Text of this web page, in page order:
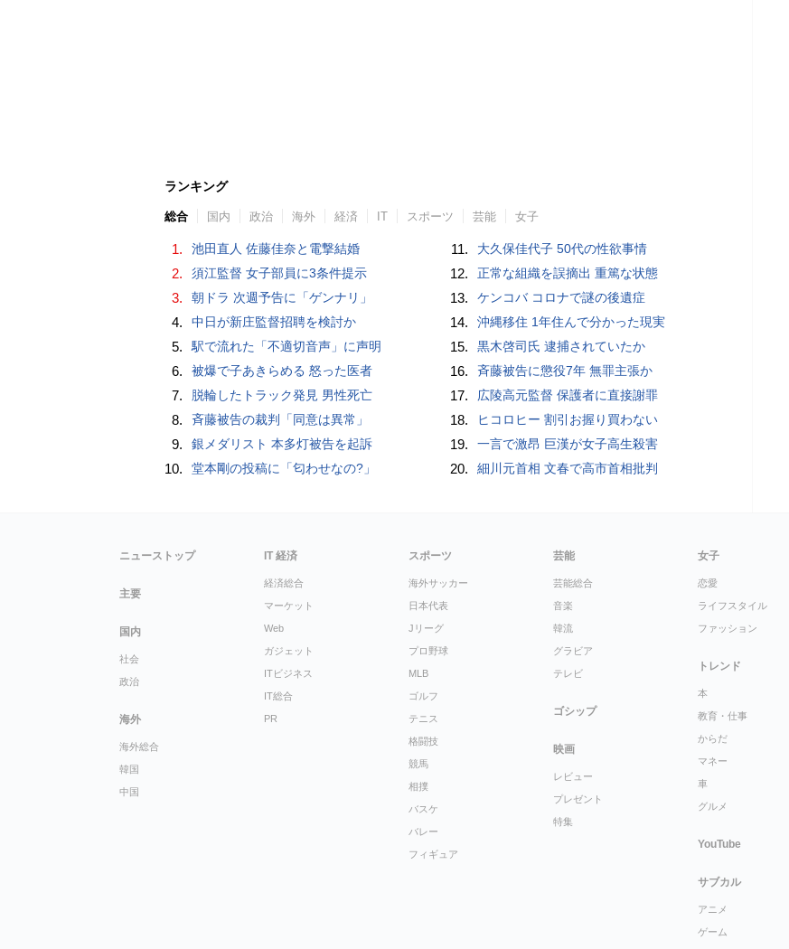
ランキング
総合 国内 政治 海外 経済 IT スポーツ 芸能 女子
1. 池田直人 佐藤佳奈と電撃結婚
2. 須江監督 女子部員に3条件提示
3. 朝ドラ 次週予告に「ゲンナリ」
4. 中日が新庄監督招聘を検討か
5. 駅で流れた「不適切音声」に声明
6. 被爆で子あきらめる 怒った医者
7. 脱輪したトラック発見 男性死亡
8. 斉藤被告の裁判「同意は異常」
9. 銀メダリスト 本多灯被告を起訴
10. 堂本剛の投稿に「匂わせなの?」
11. 大久保佳代子 50代の性欲事情
12. 正常な組織を誤摘出 重篤な状態
13. ケンコバ コロナで謎の後遺症
14. 沖縄移住 1年住んで分かった現実
15. 黒木啓司氏 逮捕されていたか
16. 斉藤被告に懲役7年 無罪主張か
17. 広陵高元監督 保護者に直接謝罪
18. ヒコロヒー 割引お握り買わない
19. 一言で激昂 巨漢が女子高生殺害
20. 細川元首相 文春で高市首相批判
ニューストップ
主要
国内
社会
政治
海外
海外総合
韓国
中国
IT 経済
経済総合
マーケット
Web
ガジェット
ITビジネス
IT総合
PR
スポーツ
海外サッカー
日本代表
Jリーグ
プロ野球
MLB
ゴルフ
テニス
格闘技
競馬
相撲
バスケ
バレー
フィギュア
芸能
芸能総合
音楽
韓流
グラビア
テレビ
ゴシップ
映画
レビュー
プレゼント
特集
女子
恋愛
ライフスタイル
ファッション
トレンド
本
教育・仕事
からだ
マネー
車
グルメ
YouTube
サブカル
アニメ
ゲーム